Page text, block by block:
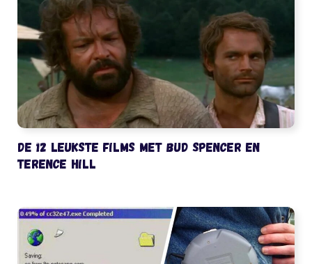
De 12 leukste films met Bud Spencer en
Terence Hill